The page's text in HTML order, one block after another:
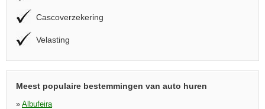
Cascoverzekering
Velasting
Meest populaire bestemmingen van auto huren
» Albufeira